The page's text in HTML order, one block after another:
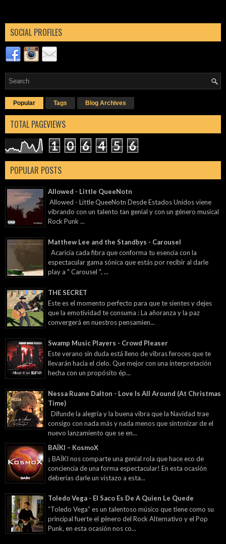
SOCIAL PROFILES
Popular Tags Blog Archives
TOTAL PAGEVIEWS
1 0 6 4 5 6
POPULAR POSTS
Allowed - Little QueeNotn
Allowed - Little QueeNotn Desde Estados Unidos viene
vibrando con un talento tan genial y con un género musical
Rock Punk ...
Matthew Lee and the Standbys - Carousel
Acaricia cada fibra que conforma tu esencia con la
espectacular gama sónica que estás por recibir al darle
play a " Carousel ", ...
THE SECRET
Este es el momento perfecto para que te sientes y dejes
que la emotividad te consuma : La añoranza y la paz
convergerá en nuestros pensamien...
Swamp Music Players - Crowd Pleaser
Este verano sin duda está lleno de vibras feroces que te
llevarán hacia el cielo. Que mejor con una interpretación
hecha con un propósito ép...
Nessa Ruane Dalton - Love Is All Around (At Christmas
Time)
Difunde la alegría y la buena vibra que la Navidad trae
consigo con nada más y nada menos que sintonizar de el
nuevo lanzamiento que se en...
BAÏKI – KosmoX
¡ BAÏKI nos comparte una genial rola que hace eco de
conciencia de una forma espectacular! En esta ocasión
deberías darle un vistazo a esta...
Toledo Vega - El Saco Es De A Quien Le Quede
“Toledo Vega” es un talentoso músico que tiene como su
principal fuerte el género del Rock Alternativo y el Pop
Punk, en esta ocasión nos co...